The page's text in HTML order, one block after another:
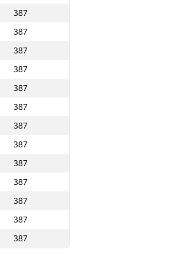
387
387
387
387
387
387
387
387
387
387
387
387
387
387
387
387
387
387
387
387
387
387
387
387
387
387